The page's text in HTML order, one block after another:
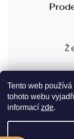
Tento web
tohoto webu
informací zde.
Sjednání
Obchodní
Puncovní
Blog
Nejčastější
Copyright
vyhrazena.